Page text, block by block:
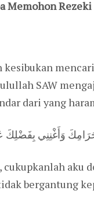
Memohon
kesibukan
SAW
dari yang
حَرَامِكَ وَأَغْنِنِي
cukupkanlah aku
bergantung